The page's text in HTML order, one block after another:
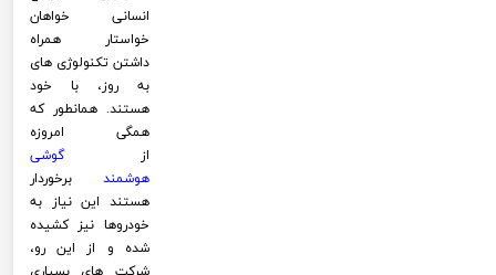
باند و بلندگو
آمپلی فایر
طاقچه MDF و 3D عقب خودرو
انسانی خواهان
خواستار همراه
داشتن تکنولوژی های
به روز، با خود
هستند. همانطور که
همگی امروزه
ازگوشی
هوشمند برخوردار
هستند این نیاز به
خودروها نیز کشیده
شده و از این رو،